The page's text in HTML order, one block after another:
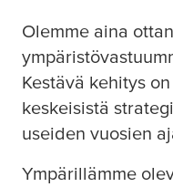
Olemme aina
Kestävä kehitys
keskeisistä
useiden vuosien
Ympärillämme